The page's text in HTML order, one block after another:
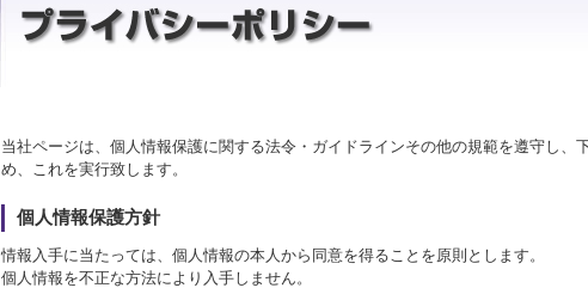
当社ページは、個人情報保護に関する法令・ガイドラインその他の規範を遵守し、
め、これを実行致します。
個人情報保護方針
情報入手に当たっては、個人情報の本人から同意を得ることを原則とします。
個人情報を不正な方法により入手しません。